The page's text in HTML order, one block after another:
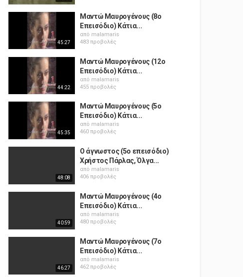
45:27
Μαντώ Μαυρογένους (8o
Επεισόδιο) Κάτια...
από malamaris
483 προβολές
44:22
Μαντώ Μαυρογένους (12o
Επεισόδιο) Κάτια...
από malamaris
455 προβολές
45:35
Μαντώ Μαυρογένους (5o
Επεισόδιο) Κάτια...
από malamaris
460 προβολές
48:08
Ο άγνωστος (5ο επεισόδιο)
Χρήστος Πάρλας, Όλγα...
από malamaris
406 προβολές
40:59
Μαντώ Μαυρογένους (4o
Επεισόδιο) Κάτια...
από malamaris
480 προβολές
46:27
Μαντώ Μαυρογένους (7o
Επεισόδιο) Κάτια...
από malamaris
462 προβολές